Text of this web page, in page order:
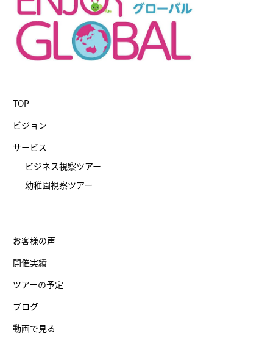
TOP
ビジョン
サービス
ビジネス視察ツアー
幼稚園視察ツアー
お客様の声
開催実績
ツアーの予定
ブログ
動画で見る